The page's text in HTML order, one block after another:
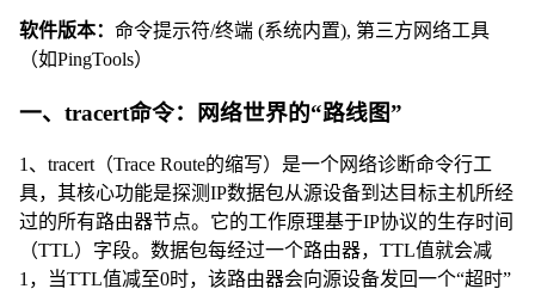
软件版本： 命令提示符/终端 (系统内置), 第三方网络工具
（如PingTools）
一、tracert命令：网络世界的“路线图”
1、tracert（Trace Route的缩写）是一个网络诊断命令行工
具，其核心功能是探测IP数据包从源设备到达目标主机所经
过的所有路由器节点。它的工作原理基于IP协议的生存时间
（TTL）字段。数据包每经过一个路由器，TTL值就会减
1，当TTL值减至0时，该路由器会向源设备发回一个“超时”